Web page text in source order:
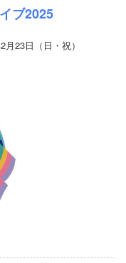
ブ2025
23日（日・祝）